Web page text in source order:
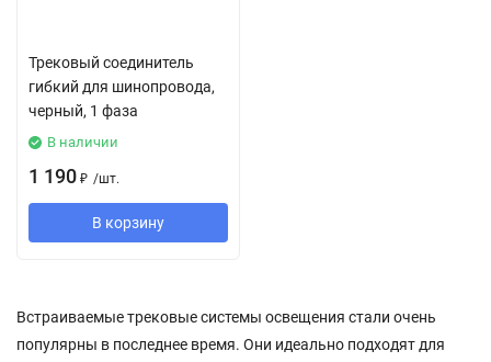
Трековый соединитель
гибкий для шинопровода,
черный, 1 фаза
В наличии
1 190 ₽ /шт.
В корзину
Встраиваемые трековые системы освещения стали очень
популярны в последнее время. Они идеально подходят для